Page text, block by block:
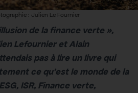
: Julien Le Fournier
de la finance verte »,
Lefournier et Alain
pas à lire un livre qui
ce qu’est le monde de la
ISR, Finance verte,